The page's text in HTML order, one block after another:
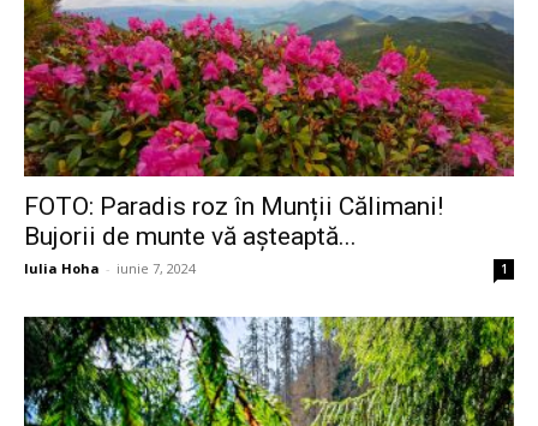
FOTO: Paradis roz în Munții Călimani!
Bujorii de munte vă așteaptă...
Iulia Hoha - iunie 7, 2024 1